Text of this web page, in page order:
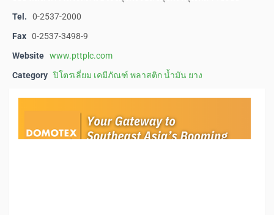
Tel.
0-2537-2000
Fax 0-2537-3498-9
Website www.pttplc.com
Category ปิโตรเลี่ยม เคมีภัณฑ์ พลาสติก น้ำมัน ยาง